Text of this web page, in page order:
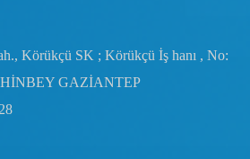
Körükçü SK ; Körükçü İş hanı , No:
GAZİANTEP